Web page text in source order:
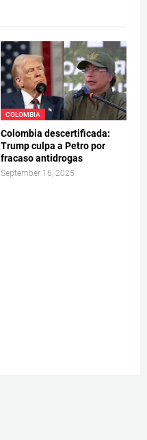
COLOMBIA
Colombia descertificada:
Trump culpa a Petro por
fracaso antidrogas
September 16, 2025